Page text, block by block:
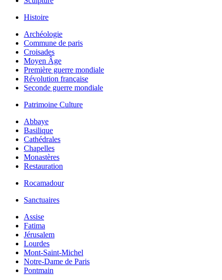
Histoire
Archéologie
Commune de paris
Croisades
Moyen Âge
Première guerre mondiale
Révolution française
Seconde guerre mondiale
Patrimoine Culture
Abbaye
Basilique
Cathédrales
Chapelles
Monastères
Restauration
Rocamadour
Sanctuaires
Assise
Fatima
Jérusalem
Lourdes
Mont-Saint-Michel
Notre-Dame de Paris
Pontmain